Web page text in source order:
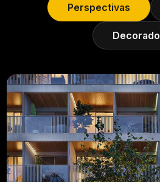
Perspectivas
Decorado